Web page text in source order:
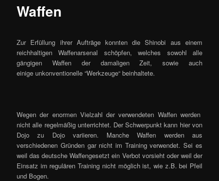
Waffen
Zur Erfüllung ihrer Aufträge konnten die Shinobi aus einem
reichhaltigen Waffenarsenal schöpfen, welches sowohl alle
gängigen Waffen der damaligen Zeit, sowie auch
einige unkonventionelle “Werkzeuge“ beinhaltete.
Wegen der enormen Vielzahl der verwendeten Waffen werden
nicht alle regelmäßig unterrichtet. Der Schwerpunkt kann hier von
Dojo zu Dojo variieren. Manche Waffen werden aus
verschiedenen Gründen gar nicht im Training verwendet. Sei es
weil das deutsche Waffengesetzt ein Verbot vorsieht oder weil der
Einsatz im regulären Training nicht möglich ist, wie z.B. bei Pfeil
und Bogen.